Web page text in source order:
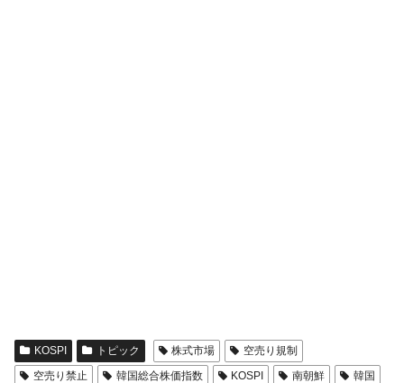
KOSPI トピック 株式市場
空売り規制
空売り禁止
韓国総合株価指数 KOSPI 南朝鮮 韓国